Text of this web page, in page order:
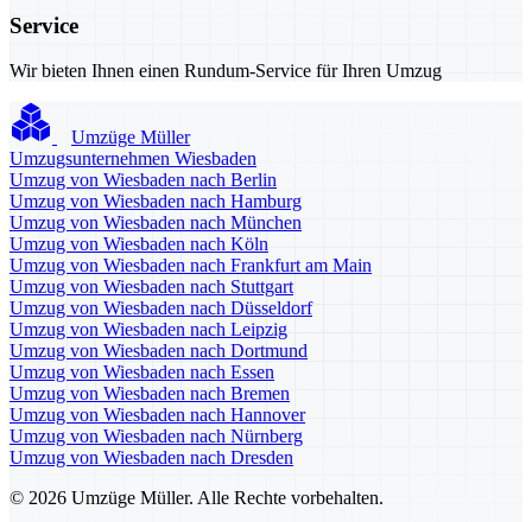
Service
Wir bieten Ihnen einen Rundum-Service für Ihren Umzug
Umzüge Müller
Umzugsunternehmen Wiesbaden
Umzug von Wiesbaden nach Berlin
Umzug von Wiesbaden nach Hamburg
Umzug von Wiesbaden nach München
Umzug von Wiesbaden nach Köln
Umzug von Wiesbaden nach Frankfurt am Main
Umzug von Wiesbaden nach Stuttgart
Umzug von Wiesbaden nach Düsseldorf
Umzug von Wiesbaden nach Leipzig
Umzug von Wiesbaden nach Dortmund
Umzug von Wiesbaden nach Essen
Umzug von Wiesbaden nach Bremen
Umzug von Wiesbaden nach Hannover
Umzug von Wiesbaden nach Nürnberg
Umzug von Wiesbaden nach Dresden
© 2026 Umzüge Müller. Alle Rechte vorbehalten.